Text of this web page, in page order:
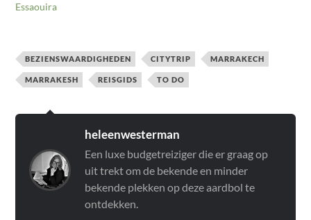
Essaouira
BEZIENSWAARDIGHEDEN CITYTRIP MARRAKECH
MARRAKESH REISGIDS TO DO
heleenwesterman
Een luxe budgetreiziger die er graag op
uit trekt om de bekende en minder
bekende plekken op deze aardbol te
ontdekken.